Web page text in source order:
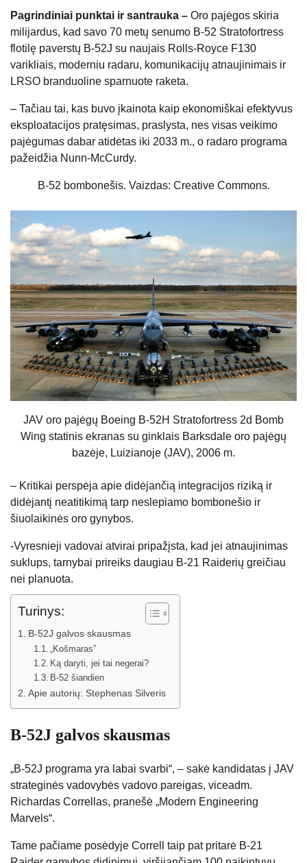
Pagrindiniai punktai ir santrauka – Oro pajėgos skiria
milijardus, kad savo 70 metų senumo B-52 Stratofortress
flotilę paverstų B-52J su naujais Rolls-Royce F130
varikliais, moderniu radaru, komunikacijų atnaujinimais ir
LRSO branduoline sparnuote raketa.
– Tačiau tai, kas buvo įkainota kaip ekonomiškai efektyvus
eksploatacijos pratęsimas, praslysta, nes visas veikimo
pajėgumas dabar atidėtas iki 2033 m., o radaro programa
pažeidžia Nunn-McCurdy.
B-52 bombonešis. Vaizdas: Creative Commons.
JAV oro pajėgų Boeing B-52H Stratofortress 2d Bomb
Wing statinis ekranas su ginklais Barksdale oro pajėgų
bazėje, Luizianoje (JAV), 2006 m.
– Kritikai perspėja apie didėjančią integracijos riziką ir
didėjantį neatitikimą tarp neslepiamo bombonešio ir
šiuolaikinės oro gynybos.
-Vyresnieji vadovai atvirai pripažįsta, kad jei atnaujinimas
suklups, tarnybai prireiks daugiau B-21 Raiderių greičiau
nei planuota.
Turinys:
B-52J galvos skausmas
„Košmaras”
Ką daryti, jei tai negerai?
B-52 šiandien
Apie autorių: Stephenas Silveris
B-52J galvos skausmas
„B-52J programa yra labai svarbi“, – sakė kandidatas į JAV
strateginės vadovybės vadovo pareigas, viceadm.
Richardas Correllas, pranešė „Modern Engineering
Marvels“.
Tame pačiame posėdyje Correll taip pat pritarė B-21